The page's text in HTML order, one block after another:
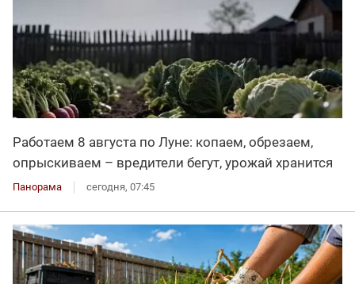
Работаем 8 августа по Луне: копаем, обрезаем,
опрыскиваем – вредители бегут, урожай хранится
Панорама сегодня, 07:45